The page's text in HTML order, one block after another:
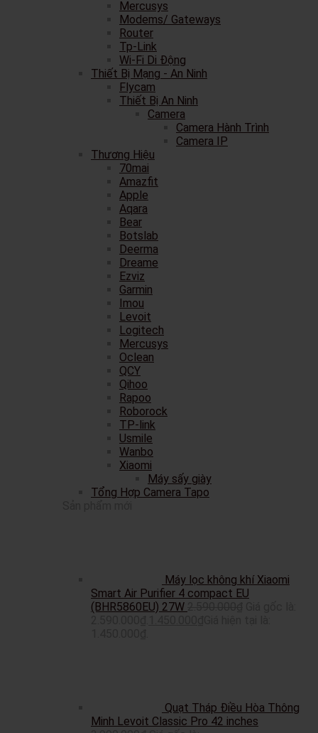
Mercusys
Modems/ Gateways
Router
Tp-Link
Wi-Fi Di Động
Thiết Bị Mạng - An Ninh
Flycam
Thiết Bị An Ninh
Camera
Camera Hành Trình
Camera IP
Thương Hiệu
70mai
Amazfit
Apple
Aqara
Bear
Botslab
Deerma
Dreame
Ezviz
Garmin
Imou
Levoit
Logitech
Mercusys
Oclean
QCY
Qihoo
Rapoo
Roborock
TP-link
Usmile
Wanbo
Xiaomi
Máy sấy giày
Tổng Hợp Camera Tapo
Máy lọc không khí Xiaomi
Smart Air Purifier 4 compact EU
(BHR5860EU) 27W
Quạt Tháp Điều Hòa Thông
Minh Levoit Classic Pro 42 inches